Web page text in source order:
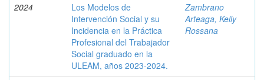
2024
Los Modelos de
Intervención Social y su
Incidencia en la Práctica
Profesional del Trabajador
Social graduado en la
ULEAM, años 2023-2024.
Zambrano
Arteaga, Kelly
Rossana